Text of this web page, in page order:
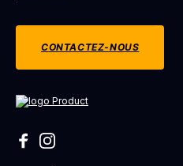
CONTACTEZ-NOUS